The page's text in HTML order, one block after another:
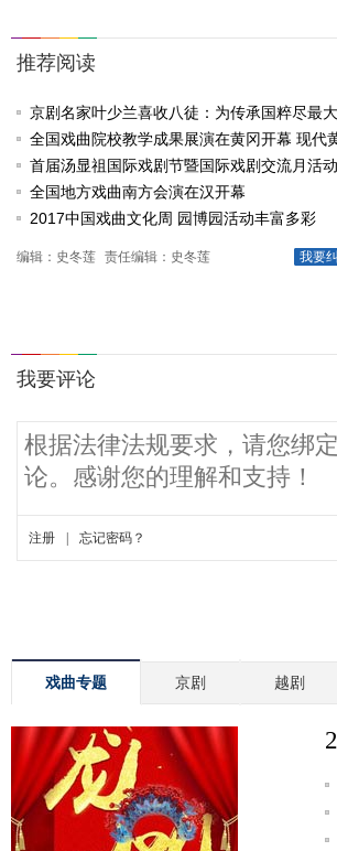
推荐阅读
京剧名家叶少兰喜收八徒：为传承国粹尽最
任
全国戏曲院校教学成果展演在黄冈开幕 现代
戏《槐花谣》倾情..
首届汤显祖国际戏剧节暨国际戏剧交流月活
动
全国地方戏曲南方会演在汉开幕
2017中国戏曲文化周 园博园活动丰富多彩
我要
编辑：史冬莲 责任编辑：史冬莲
戏曲专题 京剧 越剧